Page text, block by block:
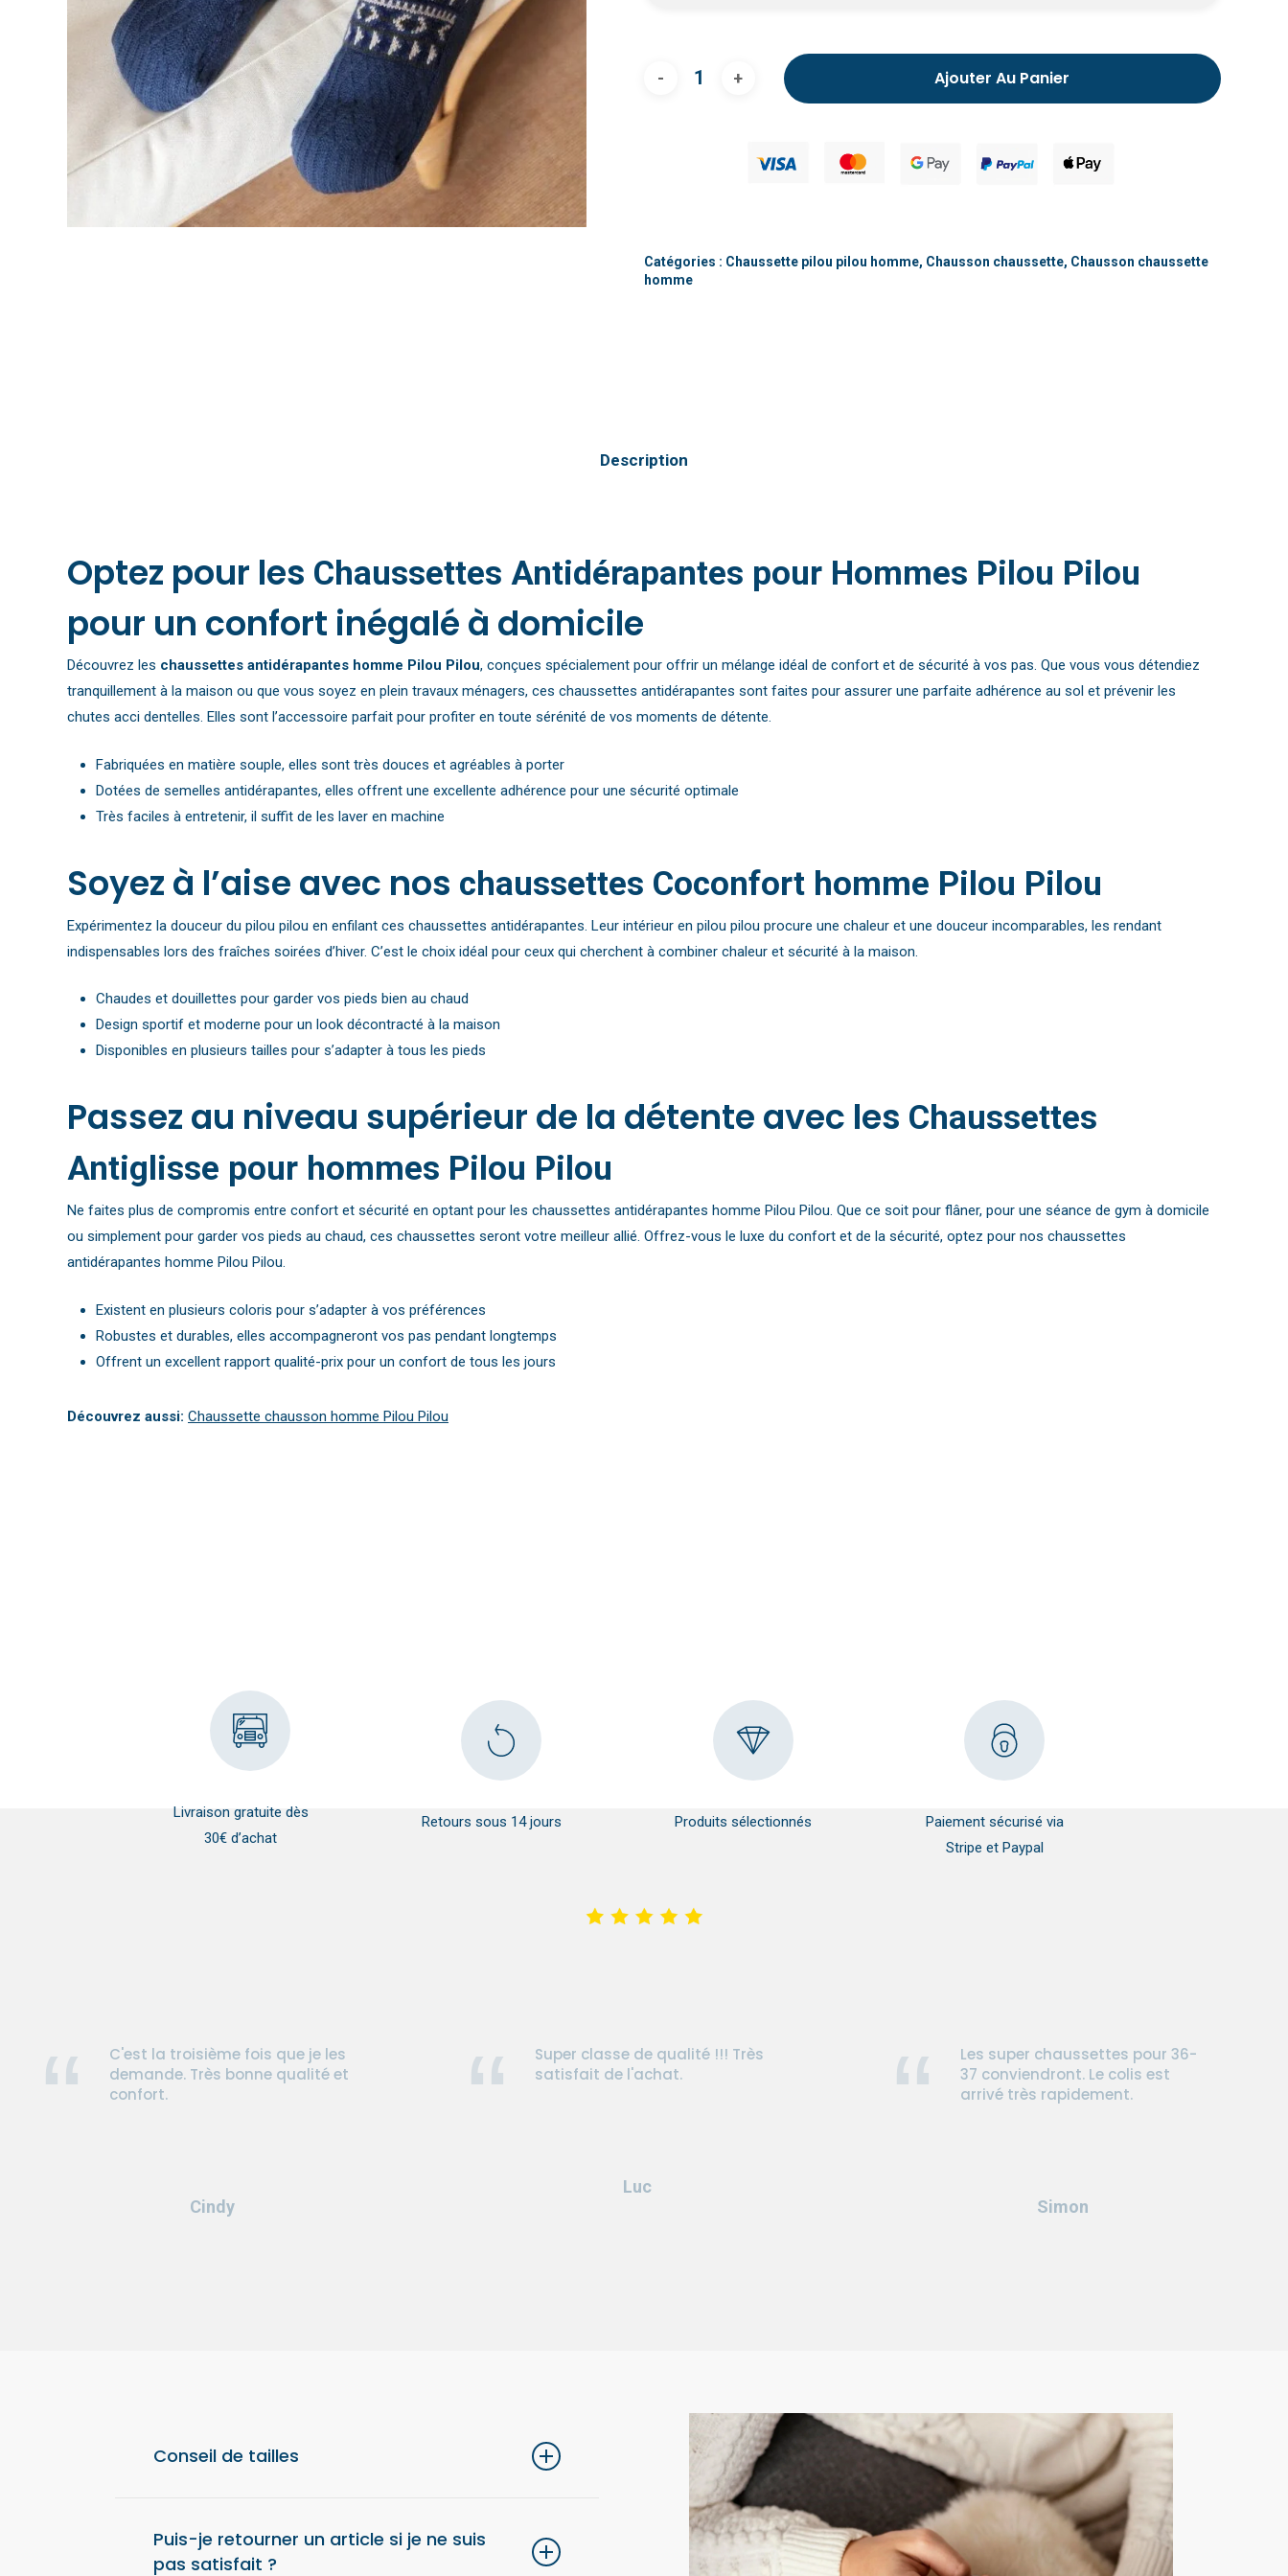
Ajouter Au Panier
Catégories : Chaussette pilou pilou homme, Chausson chaussette, Chausson chaussette
homme
Description
Optez pour les Chaussettes Antidérapantes pour Hommes Pilou Pilou
pour un confort inégalé à domicile
Découvrez les chaussettes antidérapantes homme Pilou Pilou, conçues spécialement pour offrir un mélange idéal de confort et de sécurité à vos pas. Que vous vous détendiez
tranquillement à la maison ou que vous soyez en plein travaux ménagers, ces chaussettes antidérapantes sont faites pour assurer une parfaite adhérence au sol et prévenir les
chutes acci dentelles. Elles sont l’accessoire parfait pour profiter en toute sérénité de vos moments de détente.
Fabriquées en matière souple, elles sont très douces et agréables à porter
Dotées de semelles antidérapantes, elles offrent une excellente adhérence pour une sécurité optimale
Très faciles à entretenir, il suffit de les laver en machine
Soyez à l’aise avec nos chaussettes Coconfort homme Pilou Pilou
Expérimentez la douceur du pilou pilou en enfilant ces chaussettes antidérapantes. Leur intérieur en pilou pilou procure une chaleur et une douceur incomparables, les rendant
indispensables lors des fraîches soirées d’hiver. C’est le choix idéal pour ceux qui cherchent à combiner chaleur et sécurité à la maison.
Chaudes et douillettes pour garder vos pieds bien au chaud
Design sportif et moderne pour un look décontracté à la maison
Disponibles en plusieurs tailles pour s’adapter à tous les pieds
Passez au niveau supérieur de la détente avec les Chaussettes
Antiglisse pour hommes Pilou Pilou
Ne faites plus de compromis entre confort et sécurité en optant pour les chaussettes antidérapantes homme Pilou Pilou. Que ce soit pour flâner, pour une séance de gym à domicile
ou simplement pour garder vos pieds au chaud, ces chaussettes seront votre meilleur allié. Offrez-vous le luxe du confort et de la sécurité, optez pour nos chaussettes
antidérapantes homme Pilou Pilou.
Existent en plusieurs coloris pour s’adapter à vos préférences
Robustes et durables, elles accompagneront vos pas pendant longtemps
Offrent un excellent rapport qualité-prix pour un confort de tous les jours
Découvrez aussi: Chaussette chausson homme Pilou Pilou
Livraison gratuite dès
30€ d’achat
Retours sous 14 jours Produits sélectionnés
Paiement sécurisé via
Stripe et Paypal
C'est la troisième fois que je les
demande. Très bonne qualité et
confort.
Cindy
Super classe de qualité !!! Très
satisfait de l'achat.
Luc
Les super chaussettes pour 36-
37 conviendront. Le colis est
arrivé très rapidement.
Simon
Conseil de tailles
taille au-dessus de votre taille habituelle.
Puis-je retourner un article si je ne suis
pas satisfait ?